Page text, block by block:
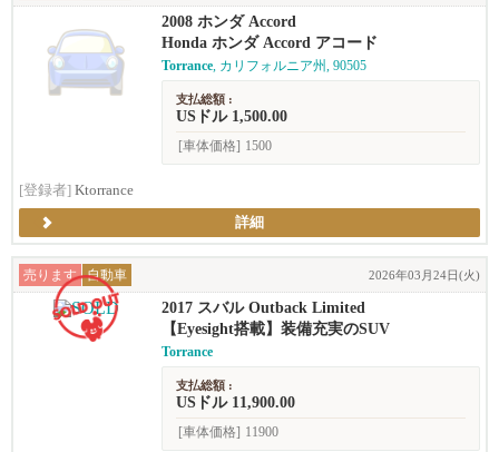
2008 ホンダ Accord
Honda ホンダ Accord アコード
Torrance, カリフォルニア州, 90505
支払総額 :
USドル 1,500.00
[車体価格] 1500
[登録者] Ktorrance
詳細
売ります 自動車 2026年03月24日(火)
2017 スバル Outback Limited
【Eyesight搭載】装備充実のSUV
Torrance
支払総額 :
USドル 11,900.00
[車体価格] 11900